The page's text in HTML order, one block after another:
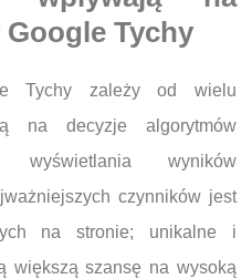
Tychy
Tychy zależy od wielu
na decyzje algorytmów
wyświetlania wyników
czynników jest
na stronie; unikalne i
większą szansę na wysoką